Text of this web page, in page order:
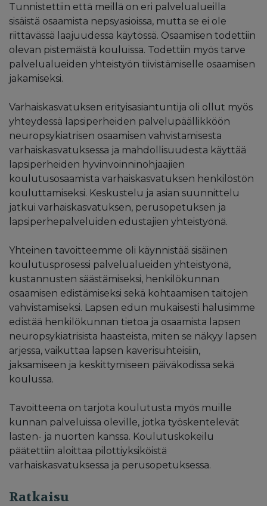
Tunnistettiin että meillä on eri palvelualueilla
sisäistä osaamista nepsyasioissa, mutta se ei ole
riittävässä laajuudessa käytössä. Osaamisen todettiin
olevan pistemäistä kouluissa. Todettiin myös tarve
palvelualueiden yhteistyön tiivistämiselle osaamisen
jakamiseksi.
Varhaiskasvatuksen erityisasiantuntija oli ollut myös
yhteydessä lapsiperheiden palvelupäällikköön
neuropsykiatrisen osaamisen vahvistamisesta
varhaiskasvatuksessa ja mahdollisuudesta käyttää
lapsiperheiden hyvinvoinninohjaajien
koulutusosaamista varhaiskasvatuksen henkilöstön
kouluttamiseksi. Keskustelu ja asian suunnittelu
jatkui varhaiskasvatuksen, perusopetuksen ja
lapsiperhepalveluiden edustajien yhteistyönä.
Yhteinen tavoitteemme oli käynnistää sisäinen
koulutusprosessi palvelualueiden yhteistyönä,
kustannusten säästämiseksi, henkilökunnan
osaamisen edistämiseksi sekä kohtaamisen taitojen
vahvistamiseksi. Lapsen edun mukaisesti halusimme
edistää henkilökunnan tietoa ja osaamista lapsen
neuropsykiatrisista haasteista, miten se näkyy lapsen
arjessa, vaikuttaa lapsen kaverisuhteisiin,
jaksamiseen ja keskittymiseen päiväkodissa sekä
koulussa.
Tavoitteena on tarjota koulutusta myös muille
kunnan palveluissa oleville, jotka työskentelevät
lasten- ja nuorten kanssa. Koulutuskokeilu
päätettiin aloittaa pilottiyksiköistä
varhaiskasvatuksessa ja perusopetuksessa.
Ratkaisu